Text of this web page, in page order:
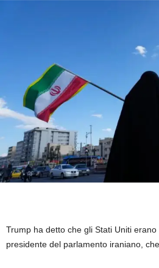
Trump ha detto che gli Stati Uniti
presidente del parlamento iraniano,